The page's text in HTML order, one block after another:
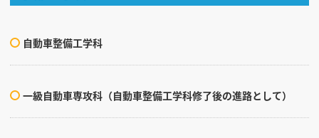
自動車整備工学科
一級自動車専攻科（自動車整備工学科修了後の進路として）